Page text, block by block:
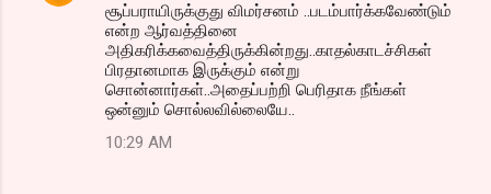
சூப்பராயிருக்குது விமர்சனம் ..படம்பார்க்கவேண்டும்
என்ற ஆர்வத்தினை
அதிகரிக்கவைத்திருக்கின்றது..காதல்காடச்சிகள்
பிரதானமாக இருக்கும் என்று
சொன்னார்கள்..அதைப்பற்றி பெரிதாக நீங்கள்
ஒன்னும் சொல்லவில்லையே..
10:29 AM